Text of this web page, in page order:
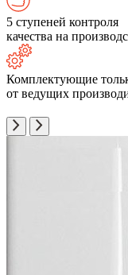
5 ступеней контроля
качества на
Комплектующие
от ведущих